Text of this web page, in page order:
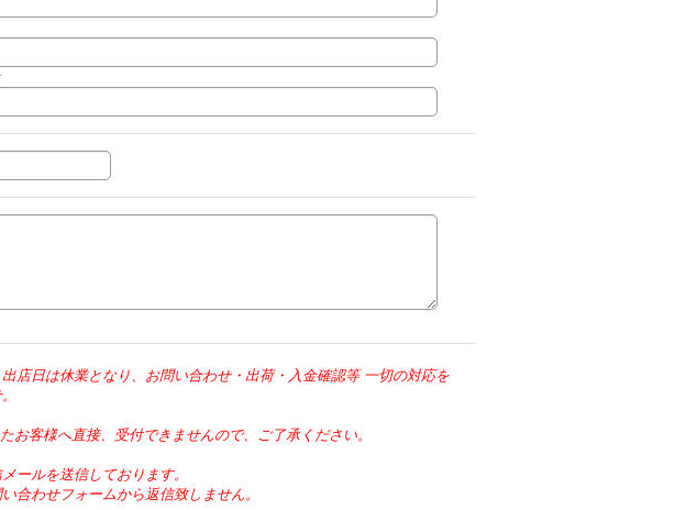
店日は休業となり、お問い合わせ・出荷・入金確認等 一切の対応を
お客様へ直接、受付できませんので、ご了承ください。
ールを送信しております。
合わせフォームから返信致しません。